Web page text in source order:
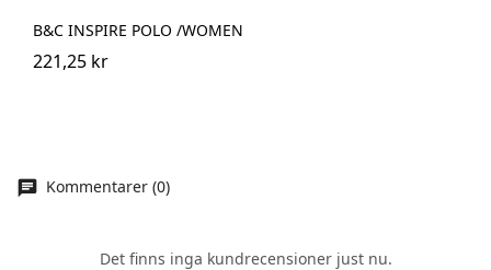
B&C INSPIRE POLO /WOMEN
221,25 kr
Kommentarer (0)
Det finns inga kundrecensioner just nu.